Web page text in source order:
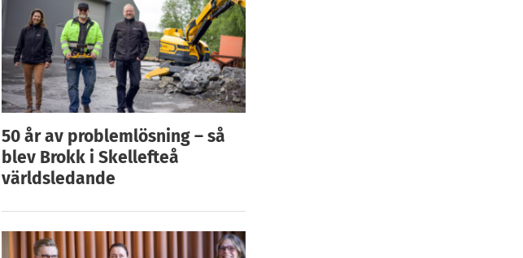
50 år av problemlösning – så
blev Brokk i Skellefteå
världsledande